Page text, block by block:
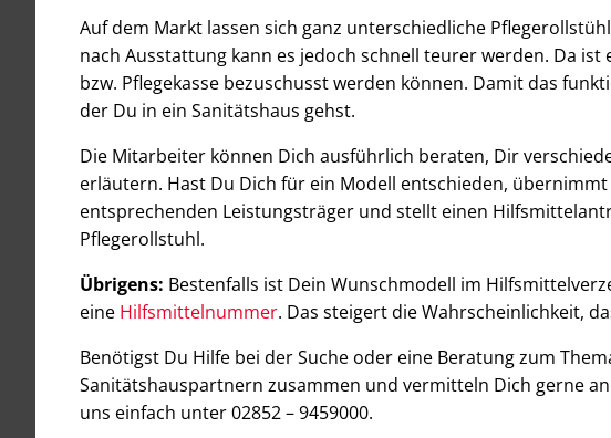
Auf dem Markt lassen sich ganz unterschiedliche
nach Ausstattung kann es jedoch schnell teurer werden. Da
bzw. Pflegekasse bezuschusst werden können. Damit das
der Du in ein Sanitätshaus gehst.
Die Mitarbeiter können Dich ausführlich beraten, Dir
erläutern. Hast Du Dich für ein Modell entschieden,
entsprechenden Leistungsträger und stellt einen
Pflegerollstuhl.
Übrigens: Bestenfalls ist Dein Wunschmodell im
eine Hilfsmittelnummer. Das steigert die Wahrscheinlichkeit,
Benötigst Du Hilfe bei der Suche oder eine Beratung zum
Sanitätshauspartnern zusammen und vermitteln Dich gerne
uns einfach unter 02852 – 9459000.